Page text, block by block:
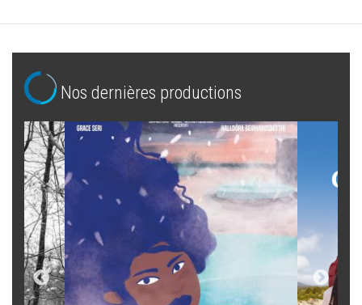
Nos dernières productions